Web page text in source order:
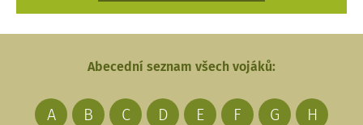
Abecední seznam všech vojáků:
A B C D E F G
H